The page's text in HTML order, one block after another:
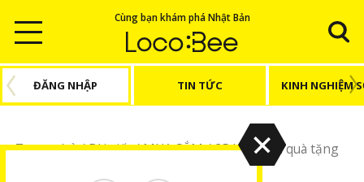
Cùng bạn khám phá Nhật Bản
ĐĂNG NHẬP TIN TỨC KINH NGHIỆM
Trang chủ/Bài viết/MUA SẮM/25 lựa chọn quà tặng